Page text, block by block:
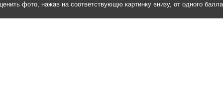
фото, нажав на соответствующю картинку внизу, от одного